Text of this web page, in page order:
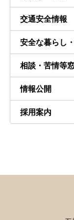
交通安全情報
安全な暮らし
相談・苦情等
情報公開
採用案内